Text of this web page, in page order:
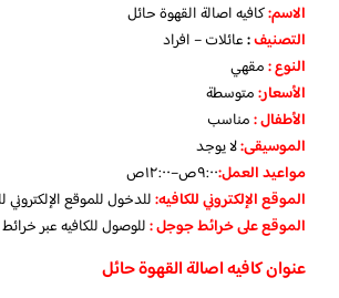
الاسم:كافيه اصالة القهوة حائل
التصنيف:عائلات – افراد
النوع :مقهي
الأسعار:متوسطة
الأطفال:مناسب
الموسيقى:لا يوجد
مواعيد العمل:٩:٠٠ص–١٢:٠٠ص
الموقع الإلكتروني للكافيه:للدخول للموقع
الموقع على خرائط جوجل:للوصول للكافيه عبر
عنوان كافيه اصالة القهوة حائل